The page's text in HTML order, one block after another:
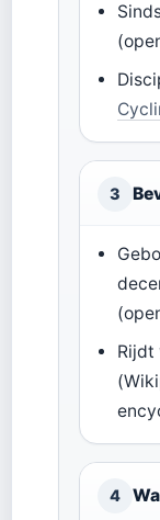
3
Rijdt
4